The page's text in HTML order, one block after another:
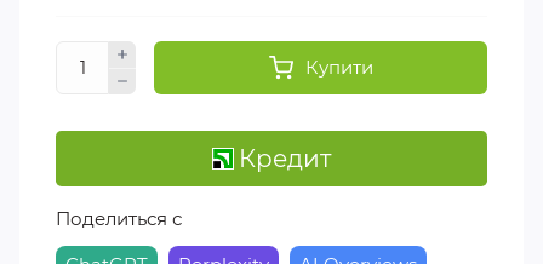
Купити
Кредит
Поделиться с